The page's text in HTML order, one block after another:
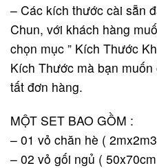
– Các kích thước cài sẵn
Chun, với khách hàng
chọn mục ” Kích Thước
Kích Thước mà bạn
tất đơn hàng.
MỘT SET BAO GỒM :
– 01 vỏ chăn hè (
– 02 vỏ gối ngủ (